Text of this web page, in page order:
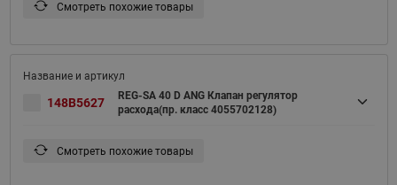
Смотреть похожие товары
148B5627
REG-SA 40 D ANG Клапан регулятор
расхода(пр. класс 4055702128)
Смотреть похожие товары